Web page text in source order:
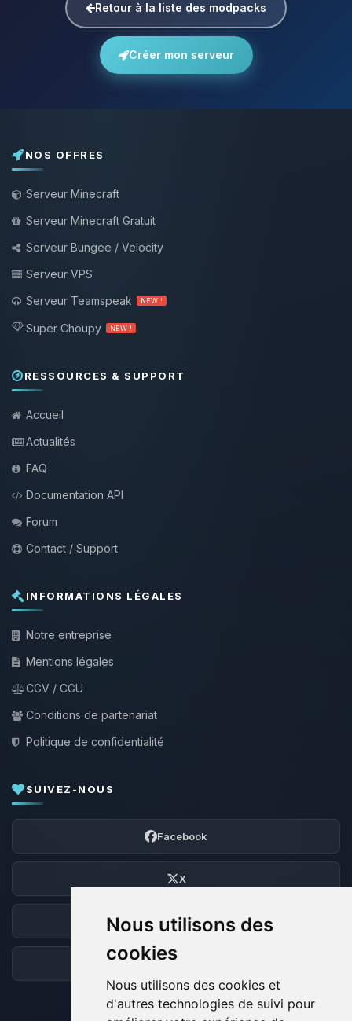
Nous utilisons des
cookies
Nous utilisons des cookies et
d'autres technologies de suivi pour
Retour à la liste des modpacks
Créer mon serveur
NOS OFFRES
Serveur Minecraft
Serveur Minecraft Gratuit
Serveur Bungee / Velocity
Serveur VPS
Serveur Teamspeak
NEW !
Super Choupy NEW !
RESSOURCES & SUPPORT
Accueil
Actualités
FAQ
Documentation API
Forum
Contact / Support
INFORMATIONS LÉGALES
Notre entreprise
Mentions légales
CGV / CGU
Conditions de partenariat
Politique de confidentialité
SUIVEZ-NOUS
Facebook
X
Discord
Forum